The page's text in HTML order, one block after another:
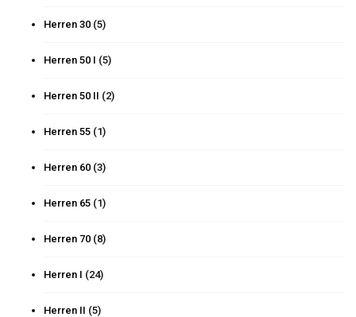
Herren 30 (5)
Herren 50 I (5)
Herren 50 II (2)
Herren 55 (1)
Herren 60 (3)
Herren 65 (1)
Herren 70 (8)
Herren I (24)
Herren II (5)